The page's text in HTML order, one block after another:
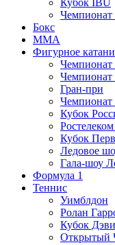
Кубок IBU
Чемпионат
Бокс
MMA
Фигурное
Чемпионат
Гран-при
Чемпионат
Кубок
Кубок
Ледовое
Гала-шоу
Формула 1
Теннис
Уимблдон
Ролан
Кубок
Открытый